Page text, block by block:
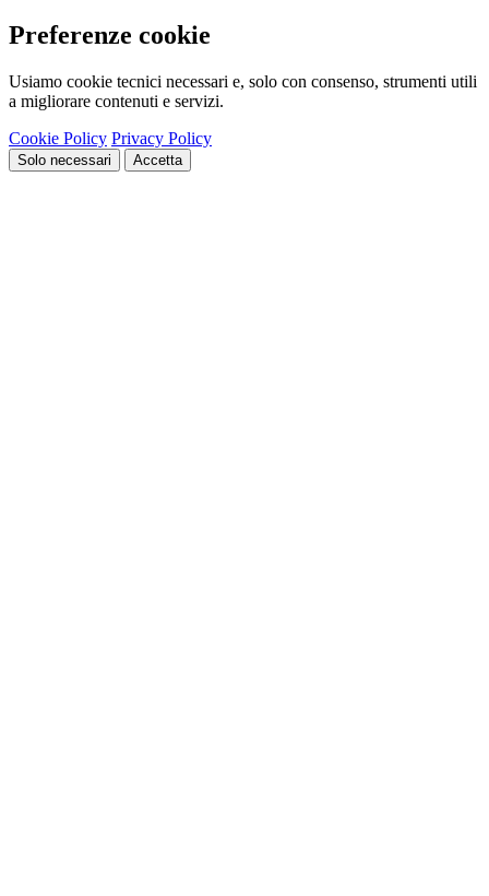
Preferenze cookie
Usiamo cookie tecnici necessari e, solo con consenso, strumenti utili
a migliorare contenuti e servizi.
Cookie Policy Privacy Policy
Solo necessari Accetta